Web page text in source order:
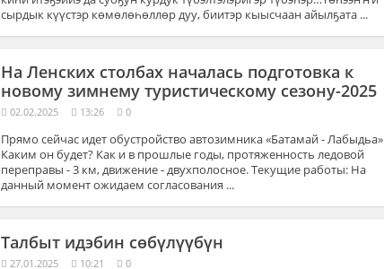
сырдык күүстэр көмөлөһөллөр дуу, биитэр кыысчаан айылҕата ...
На Ленских столбах началась подготовка к
новому зимнему туристическому сезону-2025
02.02.2025 13:26 0
Прямо сейчас идет обустройство автозимника «Батамай - Лабыдьа»
Каким он будет? Как и в прошлые годы, протяженность ледовой
переправы - 3 км, движение - двухполосное. Текущие работы: На
данный момент ожидаем согласования ...
Талбыт идэбин сөбүлүүбүн
27.01.2025 10:21 0